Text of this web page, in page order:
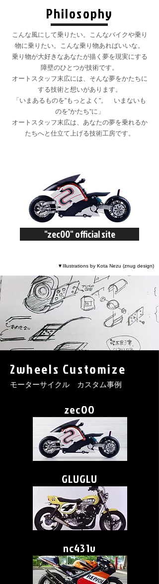
Philosophy
こんな風にして乗りたい。こんなバイクや乗り
物に乗りたい。こんな乗り物あればいいな。
乗り物が大好きなあなたが描く夢を現実にする
障壁のひとつが技術です。
オートスタッフ末広には、そんな夢をかたちに
する技術と想いがあります。
「いまあるものを”もっとよく”。 いまないも
のを”かたち”に」
オートスタッフ末広は、あなたの夢を乗れるか
たちへと仕立て上げる技術工房です。
"zec00" official site
▼Illustrations by Kota Nezu (znug design)
2wheels Customize
モーターサイクル カスタム事例
zecOO
GLUGLU
nc431v